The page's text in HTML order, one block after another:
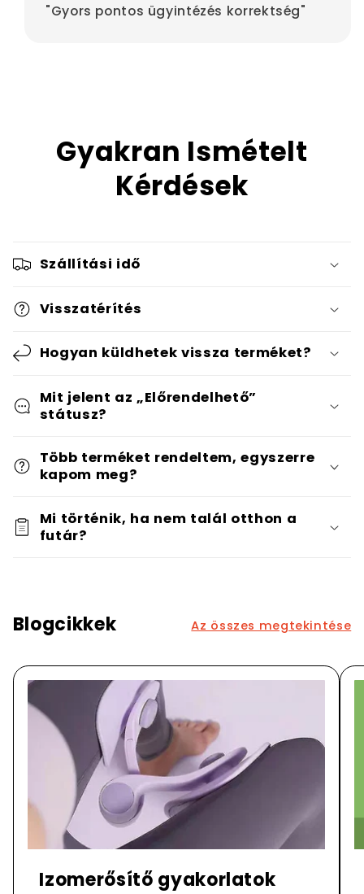
"Gyors pontos ügyintézés korrektség"
Gyakran Ismételt
Kérdések
Szállítási idő
Visszatérítés
Hogyan küldhetek vissza terméket?
Mit jelent az „Előrendelhető”
státusz?
Több terméket rendeltem, egyszerre
kapom meg?
Mi történik, ha nem talál otthon a
futár?
Blogcikkek Az összes megtekintése
Izomerősítő gyakorlatok